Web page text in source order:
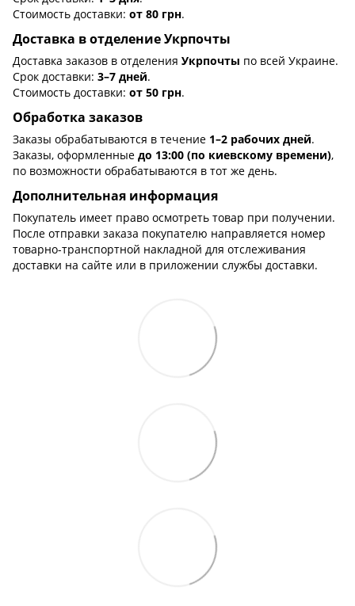
Стоимость доставки: от 80 грн.
Доставка в отделение Укрпочты
Доставка заказов в отделения Укрпочты по всей Украине.
Срок доставки: 3–7 дней.
Стоимость доставки: от 50 грн.
Обработка заказов
Заказы обрабатываются в течение 1–2 рабочих дней.
Заказы, оформленные до 13:00 (по киевскому времени),
по возможности обрабатываются в тот же день.
Дополнительная информация
Покупатель имеет право осмотреть товар при получении.
После отправки заказа покупателю направляется номер
товарно-транспортной накладной для отслеживания
доставки на сайте или в приложении службы доставки.